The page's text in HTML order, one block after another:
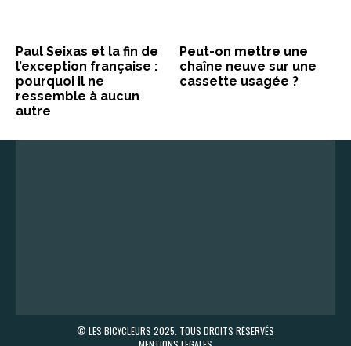
Paul Seixas et la fin de
l’exception française :
pourquoi il ne
ressemble à aucun
autre
Peut-on mettre une
chaîne neuve sur une
cassette usagée ?
© LES BICYCLEURS 2025. TOUS DROITS RÉSERVÉS